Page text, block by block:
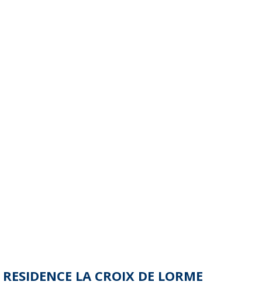
RESIDENCE LA CROIX DE LORME